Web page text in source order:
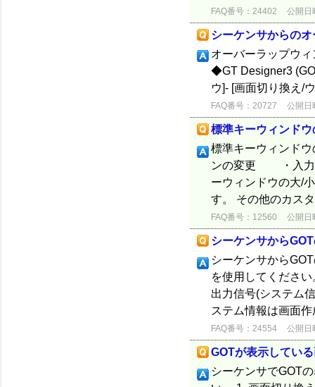
FAQ番号：24402 公開日
シーケンサからの
オーバーラップウ
◆GT Designer3
ウ]- [画面切り換え/
FAQ番号：20727 公開日
標準キーウィンド
標準キーウィンド
ンの変更 ・入力
ーウィンドウの大/
す。 その他のカス
FAQ番号：12560 公開日
シーケンサから
シーケンサから
を使用してくださ
出力信号(システム
ステム情報は画面
FAQ番号：24554 公開日
GOTが表示してい
シーケンサでGOT